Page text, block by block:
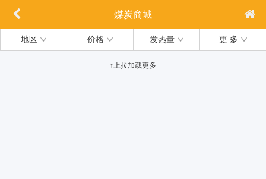
煤炭商城
地区 价格 发热量 更 多
↑上拉加载更多